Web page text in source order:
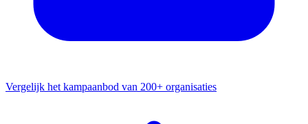
Vergelijk het kampaanbod van 200+ organisaties